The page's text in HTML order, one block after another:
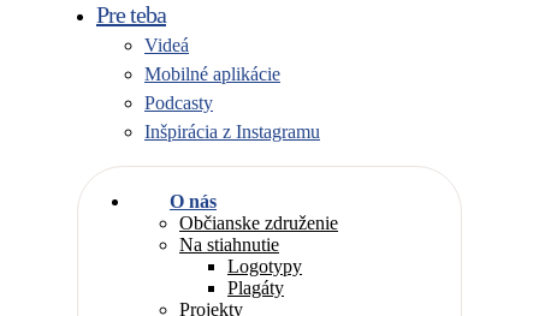
Pre teba
Videá
Mobilné aplikácie
Podcasty
Inšpirácia z Instagramu
O nás
Občianske združenie
Na stiahnutie
Logotypy
Plagáty
Projekty